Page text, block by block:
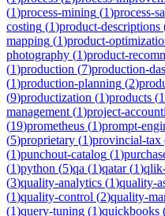
(1)process-mining (1)process-
costing (1)product-descriptions
mapping (1)product-
photography (1)product-
(1)production (7)production-
(1)production-planning (2)
(9)productization (1)products (1
management (1)project-
(19)prometheus (1)prompt-
(5)proprietary (1)provincial-tax
(1)punchout-catalog (1)
(1)python (5)qa (1)qatar(1)
(3)quality-analytics (1)quality-
(1)quality-control (2)quality-
(1)query-tuning (1)quickbooks